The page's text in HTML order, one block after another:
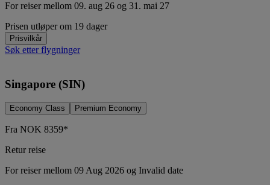
For reiser mellom 09. aug 26 og 31. mai 27
Prisen utløper om 19 dager
Prisvilkår
Søk etter flygninger
Singapore (SIN)
Economy Class Premium Economy
Fra NOK 8359*
Retur reise
For reiser mellom 09 Aug 2026 og Invalid date